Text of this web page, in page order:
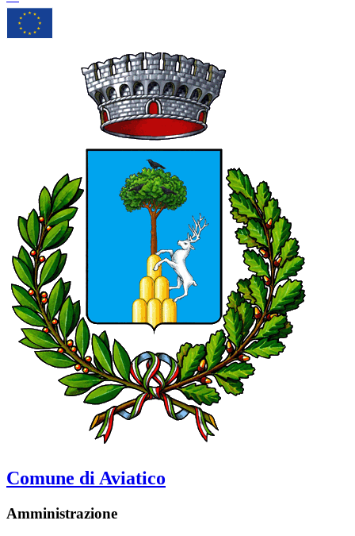
Comune di Aviatico
Amministrazione